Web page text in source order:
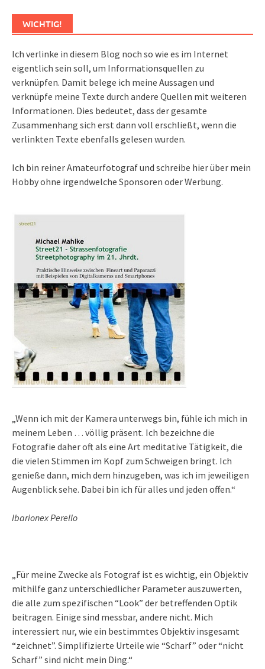
WICHTIG!
Ich verlinke in diesem Blog noch so wie es im Internet
eigentlich sein soll, um Informationsquellen zu
verknüpfen. Damit belege ich meine Aussagen und
verknüpfe meine Texte durch andere Quellen mit weiteren
Informationen. Dies bedeutet, dass der gesamte
Zusammenhang sich erst dann voll erschließt, wenn die
verlinkten Texte ebenfalls gelesen wurden.
Ich bin reiner Amateurfotograf und schreibe hier über mein
Hobby ohne irgendwelche Sponsoren oder Werbung.
„Wenn ich mit der Kamera unterwegs bin, fühle ich mich in
meinem Leben … völlig präsent. Ich bezeichne die
Fotografie daher oft als eine Art meditative Tätigkeit, die
die vielen Stimmen im Kopf zum Schweigen bringt. Ich
genieße dann, mich dem hinzugeben, was ich im jeweiligen
Augenblick sehe. Dabei bin ich für alles und jeden offen.“
Ibarionex Perello
„Für meine Zwecke als Fotograf ist es wichtig, ein Objektiv
mithilfe ganz unterschiedlicher Parameter auszuwerten,
die alle zum spezifischen “Look” der betreffenden Optik
beitragen. Einige sind messbar, andere nicht. Mich
interessiert nur, wie ein bestimmtes Objektiv insgesamt
“zeichnet”. Simplifizierte Urteile wie “Scharf” oder “nicht
Scharf” sind nicht mein Ding.“